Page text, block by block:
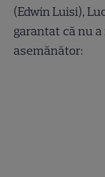
(Edwin Luisi),
garantat că nu
asemănător: